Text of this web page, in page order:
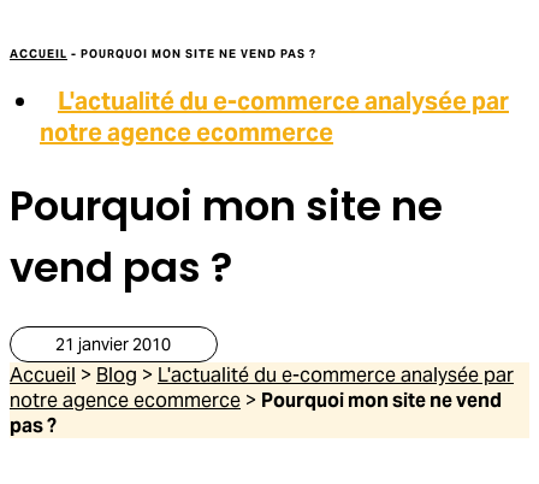
ACCUEIL - POURQUOI MON SITE NE VEND PAS ?
L'actualité du e-commerce analysée par
notre agence ecommerce
Pourquoi mon site ne
vend pas ?
21 janvier 2010
Accueil > Blog > L'actualité du e-commerce analysée par
notre agence ecommerce > Pourquoi mon site ne vend
pas ?